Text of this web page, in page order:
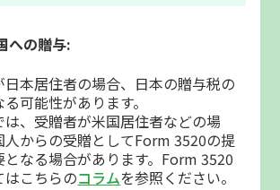
への贈与:
日本居住者の場合、日本の贈与税の
可能性があります。
は、受贈者が米国居住者などの場
人からの受贈としてForm 3520の提
なる場合があります。 Form 3520
はこちらのコラムを参照ください。